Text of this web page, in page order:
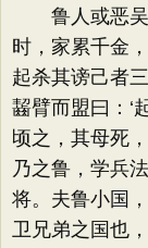
鲁人或恶吴
时，家累千金
起杀其谤己者
齧臂而盟曰：‘
顷之，其母死
乃之鲁，学兵
将。夫鲁小国
卫兄弟之国也